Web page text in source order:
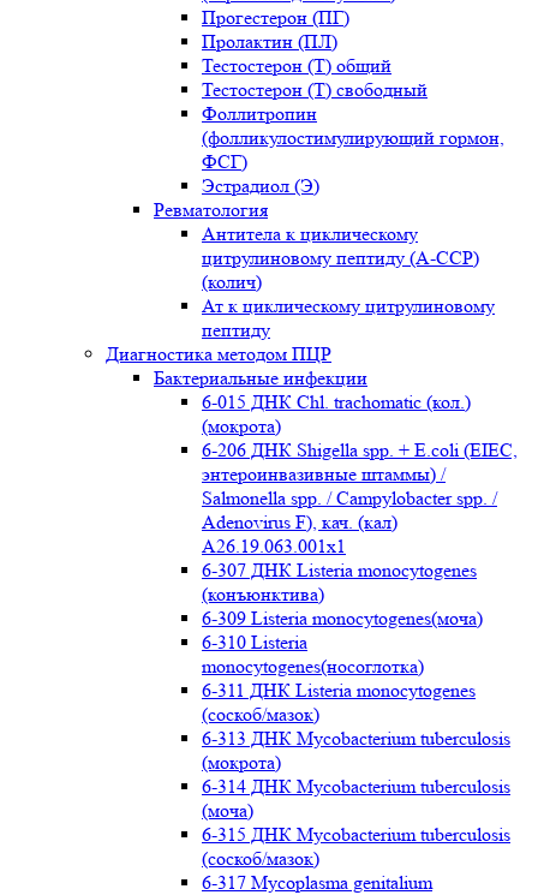
Прогестерон (ПГ)
Пролактин (ПЛ)
Тестостерон (Т) общий
Тестостерон (Т) свободный
Фоллитропин
(фолликулостимулирующий гормон,
ФСГ)
Эстрадиол (Э)
Ревматология
Антитела к циклическому
цитрулиновому пептиду (A-ССР)
(колич)
Ат к циклическому цитрулиновому
пептиду
Диагностика методом ПЦР
Бактериальные инфекции
6-015 ДНК Chl. trachomatic (кол.)
(мокрота)
6-206 ДНК Shigella spp. + E.coli (EIEC,
энтероинвазивные штаммы) /
Salmonella spp. / Campylobacter spp. /
Adenovirus F), кач. (кал)
A26.19.063.001x1
6-307 ДНК Listeria monocytogenes
(конъюнктива)
6-309 Listeria monocytogenes(моча)
6-310 Listeria
monocytogenes(носоглотка)
6-311 ДНК Listeria monocytogenes
(соскоб/мазок)
6-313 ДНК Mycobacterium tuberculosis
(мокрота)
6-314 ДНК Mycobacterium tuberculosis
(моча)
6-315 ДНК Mycobacterium tuberculosis
(соскоб/мазок)
6-317 Mycoplasma genitalium